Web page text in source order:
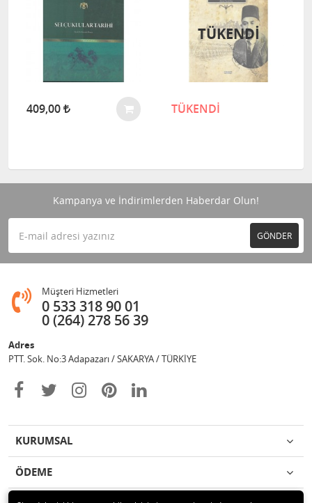
409,00 TÜKENDİ
TÜKENDİ
Kampanya ve İndirimlerden Haberdar Olun!
GÖNDER
Müşteri Hizmetleri
0 533 318 90 01
0 (264) 278 56 39
Adres
PTT. Sok. No:3 Adapazarı / SAKARYA / TÜRKİYE
KURUMSAL
ÖDEME